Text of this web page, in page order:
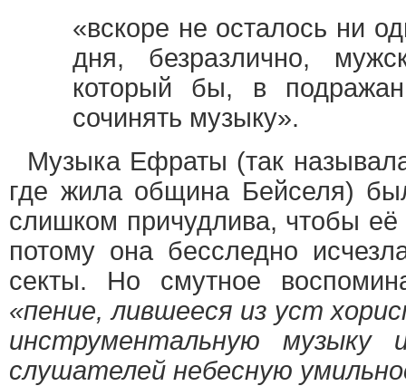
«вскоре не осталось ни
дня, безразлично,
который бы, в
сочинять музыку».
Музыка Ефраты (так
где жила община Бейселя)
слишком причудлива, чтобы
потому она бесследно
секты. Но смутное
«пение, лившееся из уст
инструментальную музыку
слушателей небесную